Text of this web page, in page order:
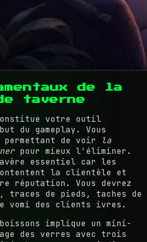
de la
taverne
votre outil
du gameplay. Vous
permettant de voir
la
pour mieux l'éliminer.
essentiel car les
la clientèle et
réputation. Vous devrez
traces de pieds, taches de
vomi des clients ivres.
implique un mini-
des verres avec trois